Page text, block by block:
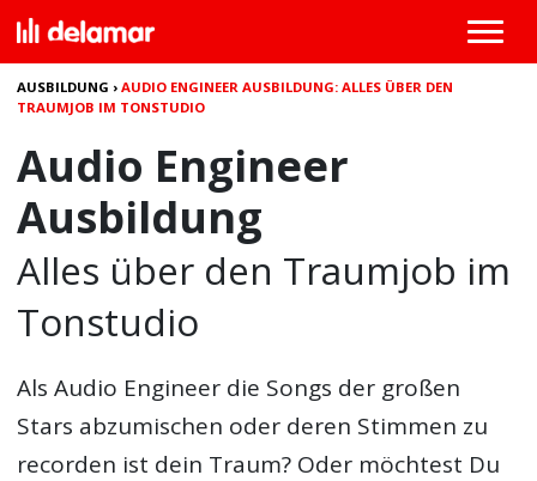
AUSBILDUNG ›AUDIO ENGINEER AUSBILDUNG: ALLES ÜBER DEN
TRAUMJOB IM TONSTUDIO
Audio Engineer
Ausbildung
Alles über den Traumjob im
Tonstudio
Als Audio Engineer die Songs der großen
Stars abzumischen oder deren Stimmen zu
recorden ist dein Traum? Oder möchtest Du